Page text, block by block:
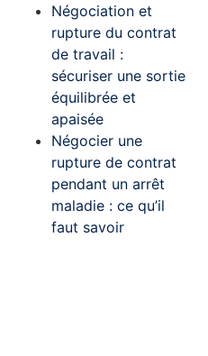
Négociation et
rupture du contrat
de travail :
sécuriser une sortie
équilibrée et
apaisée
Négocier une
rupture de contrat
pendant un arrêt
maladie : ce qu’il
faut savoir